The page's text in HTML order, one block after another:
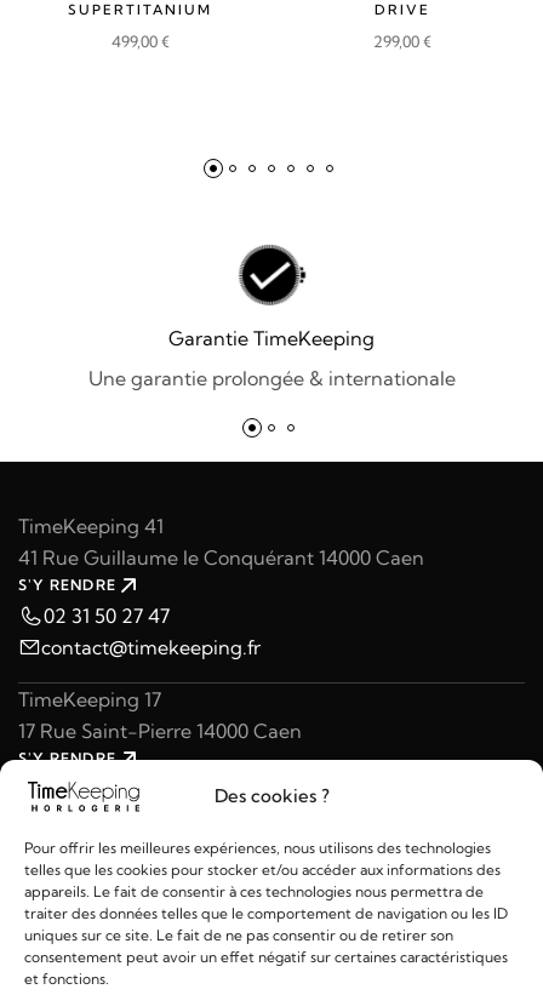
Des cookies ?
Pour offrir les meilleures expériences, nous utilisons des technologies
telles que les cookies pour stocker et/ou accéder aux informations des
appareils. Le fait de consentir à ces technologies nous permettra de
traiter des données telles que le comportement de navigation ou les ID
uniques sur ce site. Le fait de ne pas consentir ou de retirer son
consentement peut avoir un effet négatif sur certaines caractéristiques
et fonctions.
SUPERTITANIUM
499,00€
DRIVE
299,00€
Garantie TimeKeeping
Une garantie prolongée & internationale
TimeKeeping 41
41 Rue Guillaume le Conquérant 14000 Caen
S'Y RENDRE
02 31 50 27 47
contact@timekeeping.fr
TimeKeeping 17
17 Rue Saint-Pierre 14000 Caen
S'Y RENDRE
02 31 47 49 97
contact@timekeeping.fr
Liens utiles